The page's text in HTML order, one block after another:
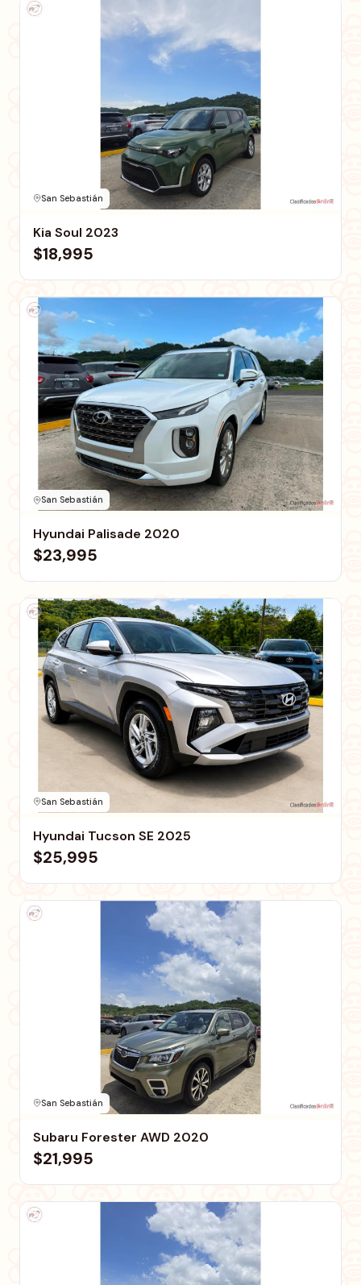
San Sebastián
Kia Soul 2023
$18,995
San Sebastián
Hyundai Palisade 2020
$23,995
San Sebastián
Hyundai Tucson SE 2025
$25,995
San Sebastián
Subaru Forester AWD 2020
$21,995